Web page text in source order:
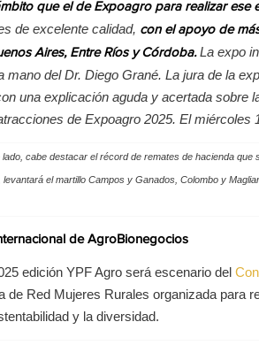
que el de Expoagro para realizar ese
de excelente calidad, con el apoyo de
Aires, Entre Ríos y Córdoba.La expo
mano del Dr. Diego Grané. La jura de la
una explicación aguda y acertada sobre
de Expoagro 2025. El miércoles
lado, cabe destacar el récord de remates de hacienda que
levantará el martillo Campos y Ganados, Colombo y
de AgroBionegocios
edición YPF Agro será escenario del
de Red Mujeres Rurales organizada para
y la diversidad.